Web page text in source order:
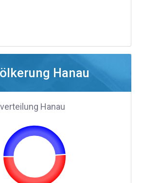
Hanau
Hanau